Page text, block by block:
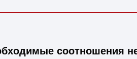
соотношения